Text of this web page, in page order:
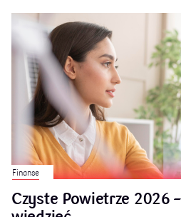
Finanse
Czyste Powietrze 2026